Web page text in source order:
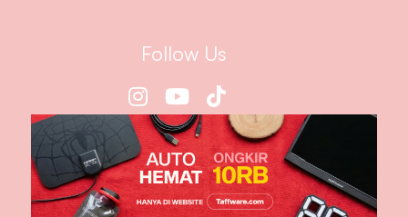
Follow Us
Information
About Us